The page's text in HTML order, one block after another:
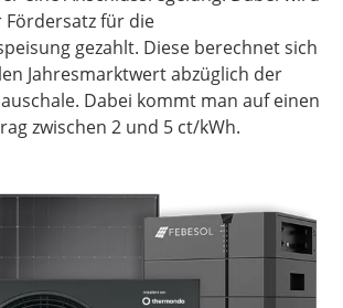
für die
gezahlt. Diese berechnet sich
Jahresmarktwert abzüglich der
Dabei kommt man auf einen
zwischen 2 und 5 ct/kWh.